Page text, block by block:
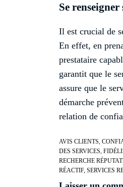
Se
Il est crucial de
En effet, en
prestataire
garantit que le
assure que le
démarche
relation de
AVIS CLIENTS,
DES SERVICES,
RECHERCHE
RÉACTIF, SERVICES